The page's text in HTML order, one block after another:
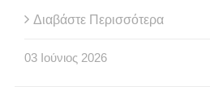
Διαβάστε Περισσότερα
03 Ιούνιος 2026